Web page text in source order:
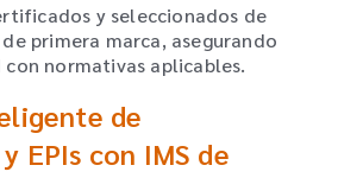
y seleccionados de
primera marca, asegurando
normativas aplicables.
de
EPIs con IMS de